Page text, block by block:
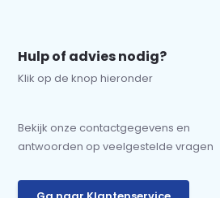
Hulp of advies nodig?
Klik op de knop hieronder
Bekijk onze contactgegevens en
antwoorden op veelgestelde vragen